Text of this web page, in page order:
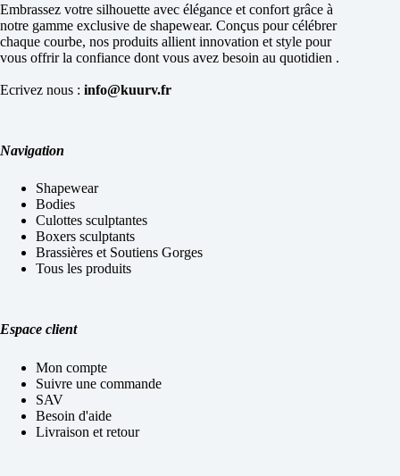
Embrassez votre silhouette avec élégance et confort grâce à
notre gamme exclusive de shapewear. Conçus pour célébrer
chaque courbe, nos produits allient innovation et style pour
vous offrir la confiance dont vous avez besoin au quotidien .
Ecrivez nous : info@kuurv.fr
Navigation
Shapewear
Bodies
Culottes sculptantes
Boxers sculptants
Brassières et Soutiens Gorges
Tous les produits
Espace client
Mon compte
Suivre une commande
SAV
Besoin d'aide
Livraison et retour